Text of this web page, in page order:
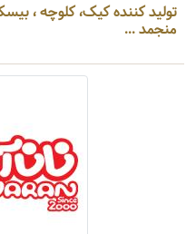
تولید کننده کیک، کلوچه ،
منجمد ...